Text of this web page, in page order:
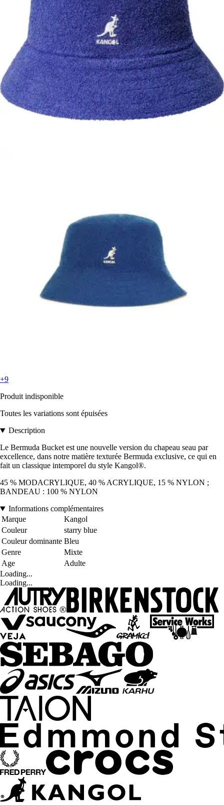
+9
Produit indisponible
Toutes les variations sont épuisées
Description
Le Bermuda Bucket est une nouvelle version du chapeau seau par
excellence, dans notre matière texturée Bermuda exclusive, ce qui en
fait un classique intemporel du style Kangol®.
45 % MODACRYLIQUE, 40 % ACRYLIQUE, 15 % NYLON ;
BANDEAU : 100 % NYLON
Informations complémentaires
Marque
Kangol
Couleur
starry blue
Couleur dominante Bleu
Genre
Mixte
Age
Adulte
Loading...
Loading...